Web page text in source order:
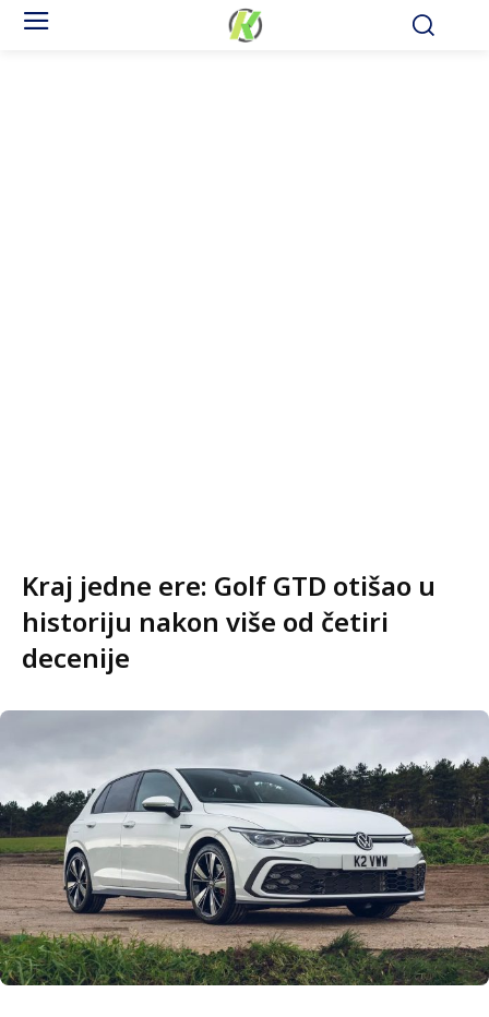
Kraj jedne ere: Golf GTD otišao u
historiju nakon više od četiri
decenije